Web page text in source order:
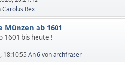
Carolus Rex
Münzen ab 1601
1601 bis heute !
18:10:55 An 6vonarchfraser